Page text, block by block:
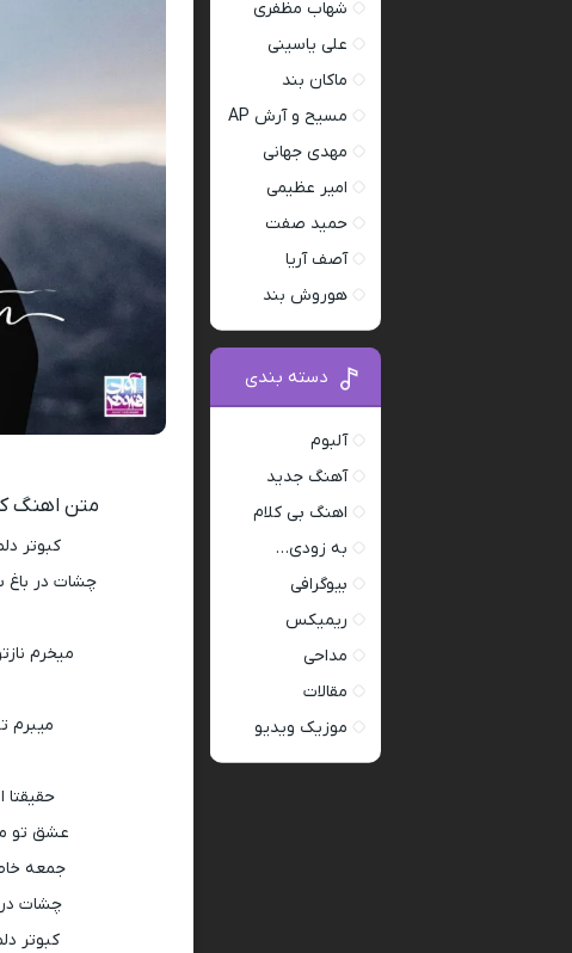
متن اهنگ
ﻛﺒﻮﺗﺮ
ﭼﺸﺎت در ﺑﺎغ
ﻣﻴﺨﺮم
ﻣﻴﺒﺮم
عشق تو
جمعه
ﭼﺸﺎت در
ﻛﺒﻮﺗﺮ
شهاب مظفری
علی یاسینی
ماکان بند
مسیح و آرش AP
مهدی جهانی
امیر عظیمی
حمید صفت
آصف آریا
هوروش بند
دسته بندی
آلبوم
آهنگ جدید
اهنگ بی کلام
به زودی…
بیوگرافی
ریمیکس
مداحی
مقالات
موزیک ویدیو